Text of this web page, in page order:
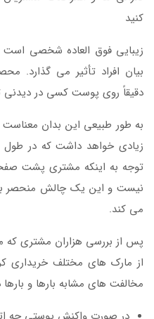
کنید
زیبایی فوق العاده شخصی است
بیان افراد تأثیر می گذارد.
دقیقاً روی پوست کسی در دیدنی
به طور طبیعی این بدان
زیادی خواهد داشت که در
توجه به اینکه مشتری پشت
نیست و این یک چالش منحصر به
می کند.
پس از بررسی هزاران مشتری که
از مارک های مختلف خریداری
مخالفت های مشابه بارها و